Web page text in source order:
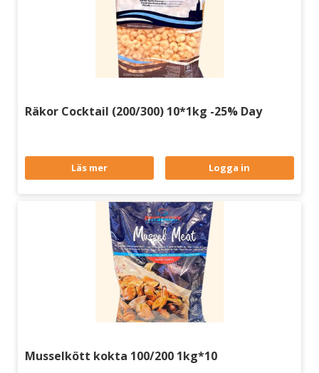
Räkor Cocktail (200/300) 10*1kg -25% Day
Läs mer Logga in
Musselkött kokta 100/200 1kg*10